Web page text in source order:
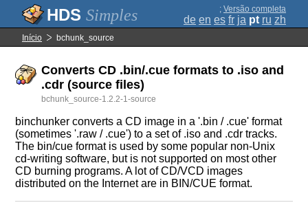
Simples ; Versão completa
de en es fr ja pt ru zh
Início bchunk_source
Converts CD .bin/.cue formats to .iso and
.cdr (source files)
bchunk_source-1.2.2-1-source
binchunker converts a CD image in a '.bin / .cue' format
(sometimes '.raw / .cue') to a set of .iso and .cdr tracks.
The bin/cue format is used by some popular non-Unix
cd-writing software, but is not supported on most other
CD burning programs. A lot of CD/VCD images
distributed on the Internet are in BIN/CUE format.